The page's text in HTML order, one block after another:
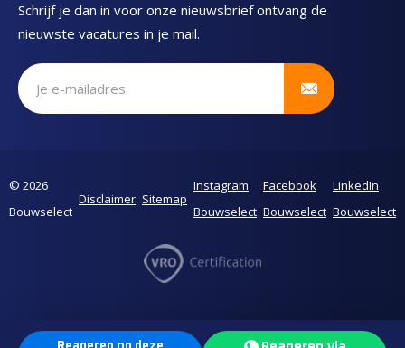
Schrijf je dan in voor onze nieuwsbrief ontvang de
nieuwste vacatures in je mail.
Schrijf je in voor onze nieuwsbrief
© 2026
Bouwselect
Disclaimer Sitemap
Instagram
Bouwselect
Facebook
Bouwselect
LinkedIn
Bouwselect